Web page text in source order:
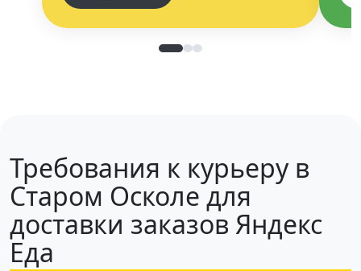
Требования к курьеру в
Старом Осколе для
доставки заказов Яндекс
Еда